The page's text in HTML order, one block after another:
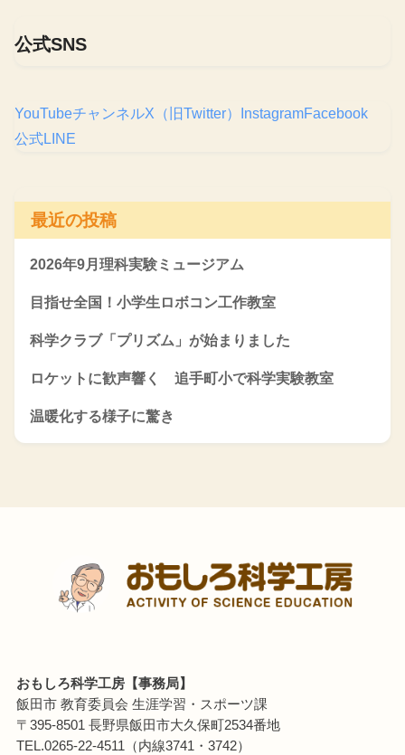
公式SNS
YouTubeチャンネルX（旧Twitter） InstagramFacebook
公式LINE
最近の投稿
2026年9月理科実験ミュージアム
目指せ全国！小学生ロボコン工作教室
科学クラブ「プリズム」が始まりました
ロケットに歓声響く 追手町小で科学実験教室
温暖化する様子に驚き
おもしろ科学工房【事務局】
飯田市 教育委員会 生涯学習・スポーツ課
〒395-8501 長野県飯田市大久保町2534番地
TEL.0265-22-4511（内線3741・3742）